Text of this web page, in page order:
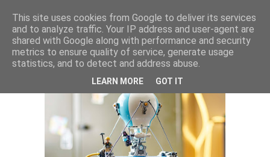
This site uses cookies from Google to deliver its services
and to analyze traffic. Your IP address and user-agent are
shared with Google along with performance and security
metrics to ensure quality of service, generate usage
statistics, and to detect and address abuse.
LEARN MORE GOT IT